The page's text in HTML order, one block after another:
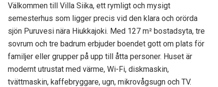
Välkommen till Villa Siika, ett rymligt och mysigt
semesterhus som ligger precis vid den klara och orörda
sjön Puruvesi nära Hiukkajoki. Med 127 m² bostadsyta, tre
sovrum och tre badrum erbjuder boendet gott om plats för
familjer eller grupper på upp till åtta personer. Huset är
modernt utrustat med värme, Wi-Fi, diskmaskin,
tvättmaskin, kaffebryggare, ugn, mikrovågsugn och TV.